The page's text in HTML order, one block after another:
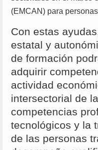
(EMCAN) para
Con estas
estatal y
de formación
adquirir
actividad
intersectorial de
competencias
tecnológicos y la
de las personas